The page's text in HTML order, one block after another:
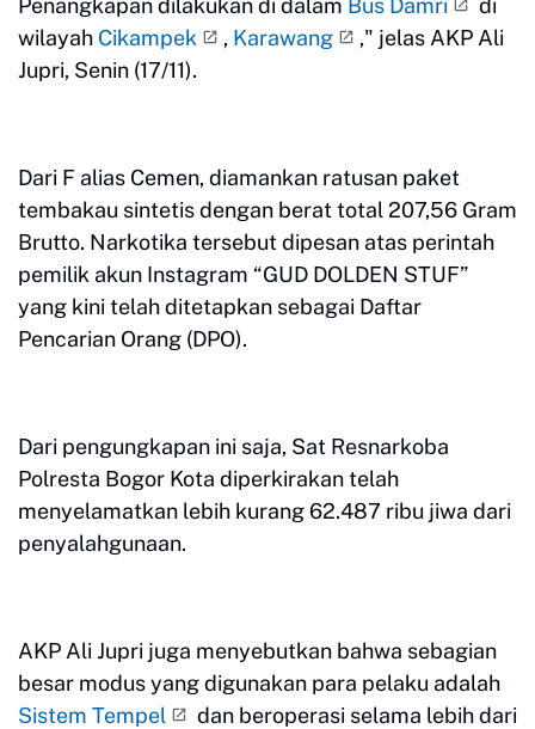
wilayah Cikampek , Karawang
," jelas AKP Ali
Jupri, Senin (17/11).
Dari F alias Cemen, diamankan ratusan paket
tembakau sintetis dengan berat total 207,56 Gram
Brutto. Narkotika tersebut dipesan atas perintah
pemilik akun Instagram “GUD DOLDEN STUF”
yang kini telah ditetapkan sebagai Daftar
Pencarian Orang (DPO).
Dari pengungkapan ini saja, Sat Resnarkoba
Polresta Bogor Kota diperkirakan telah
menyelamatkan lebih kurang 62.487 ribu jiwa dari
penyalahgunaan.
AKP Ali Jupri juga menyebutkan bahwa sebagian
besar modus yang digunakan para pelaku adalah
Sistem Tempel
dan beroperasi selama lebih dari